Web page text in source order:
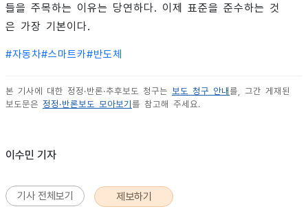
들을 주목하는 이유는 당연하다. 이제 표준을 준수하는 것
은 가장 기본이다.
#자동차#스마트카#반도체
본 기사에 대한 정정·반론·추후보도 청구는 보도 청구 안내 를, 그간 게재된
보도문은 정정·반론보도 모아보기 를 참고해 주세요.
이수민 기자
기사 전체보기 제보하기